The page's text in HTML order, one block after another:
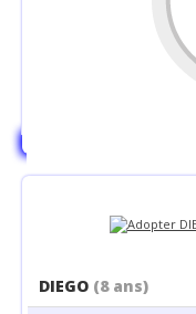
DIEGO (8 ans)